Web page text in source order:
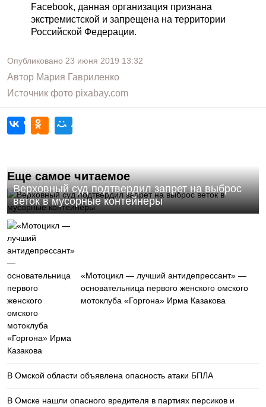
Facebook, данная организация признана
экстремистской и запрещена на территории
Российской Федерации.
Опубликовано 23 июня 2019 13:32
Автор Мария Гавриленко
Источник фото pixabay.com
Еще самое читаемое
Верховный суд подтвердил запрет на выброс
веток в мусорные контейнеры
«Мотоцикл — лучший антидепрессант» —
основательница первого женского омского
мотоклуба «Горгона» Ирма Казакова
В Омской области объявлена опасность атаки БПЛА
В Омске нашли опасного вредителя в партиях персиков и